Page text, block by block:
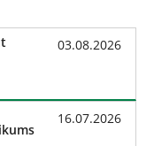
03.08.2026
16.07.2026